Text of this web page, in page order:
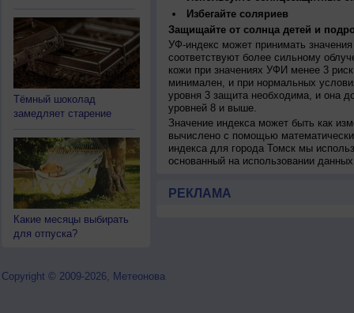
Тёмный шоколад
замедляет старение
Какие месяцы выбирать
для отпуска?
Избегайте соляриев
Защищайте от солнца детей и
УФ-индекс может принимать
соответствуют более сильному
кожи при значениях УФИ менее 3
минимален, и при нормальных
уровня 3 защита необходима, и она
уровней 8 и выше.
Значение индекса может быть как
вычислено с помощью
индекса для города Томск мы
основанный на использовании
РЕКЛАМА
Copyright © 2009-2026, Метеонова